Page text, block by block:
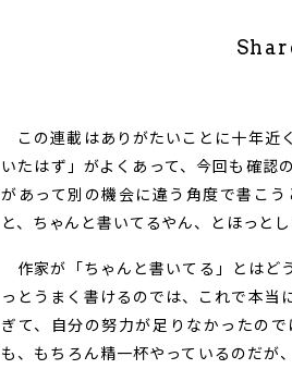
この連載はありがたいことに十年近
いたはず」がよくあって、今回も確認
があって別の機会に違う角度で書こ
と、ちゃんと書いてるやん、とほっとし
作家が「ちゃんと書いてる」とはど
っとうまく書けるのでは、これで本当
ぎて、自分の努力が足りなかったの
も、もちろん精一杯やっているのだが